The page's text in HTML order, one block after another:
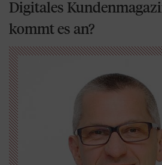
Digitales
kommt es an?